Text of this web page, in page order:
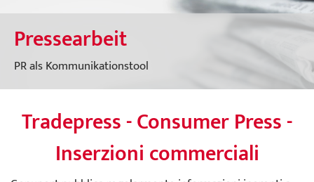
Servizio prodotto
Esportazione
Carriera da
Posizioni vacanti
Pressearbeit
PR als Kommunikationstool
Tradepress - Consumer Press -
Inserzioni commerciali